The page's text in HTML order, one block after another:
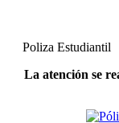
Poliza Estudiantil
La atención se